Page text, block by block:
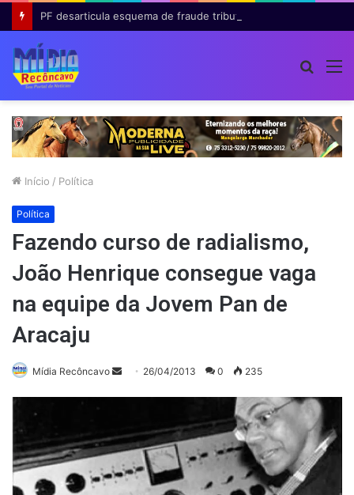
Início / Política
Política
Fazendo curso de radialismo,
João Henrique consegue vaga
na equipe da Jovem Pan de
Aracaju
Mídia Recôncavo
Mande26/04/2013 0 235